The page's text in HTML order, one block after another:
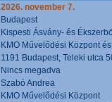
2026. november 7.
Budapest
Kispesti Ásvány- és
KMO Művelődési Központ
1191 Budapest, Teleki utca
Nincs megadva
Szabó Andrea
KMO Művelődési Központ